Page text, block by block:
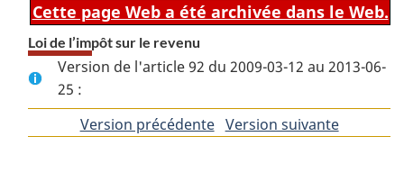
Cette page Web a été archivée dans le Web.
Loi de l’impôt sur le revenu
Version de l'article 92 du 2009-03-12 au 2013-06-
25 :
Version précédentedeVersion suivantede